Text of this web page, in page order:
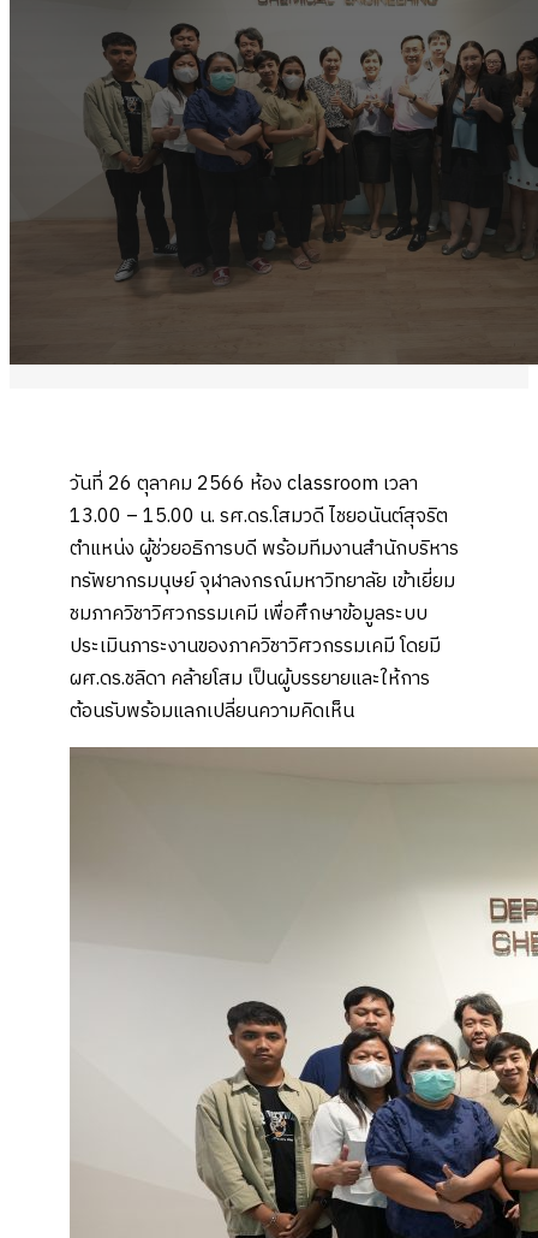
วันที่ 26 ตุลาคม 2566 ห้อง classroom เวลา
13.00 – 15.00 น. รศ.ดร.โสมวดี ไชยอนันต์สุจริต
ตำแหน่ง ผู้ช่วยอธิการบดี พร้อมทีมงานสำนักบริหาร
ทรัพยากรมนุษย์ จุฬาลงกรณ์มหาวิทยาลัย เข้าเยี่ยม
ชมภาควิชาวิศวกรรมเคมี เพื่อศึกษาข้อมูลระบบ
ประเมินภาระงานของภาควิชาวิศวกรรมเคมี โดยมี
ผศ.ดร.ชลิดา คล้ายโสม เป็นผู้บรรยายและให้การ
ต้อนรับพร้อมแลกเปลี่ยนความคิดเห็น